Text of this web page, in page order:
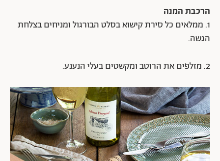
הרכבת המנה
1. ממלאים כל סירת קישוא בסלט הבורגול ומניחים בצלחת
הגשה.
2. מזלפים את הרוטב ומקשטים בעלי הנענע.